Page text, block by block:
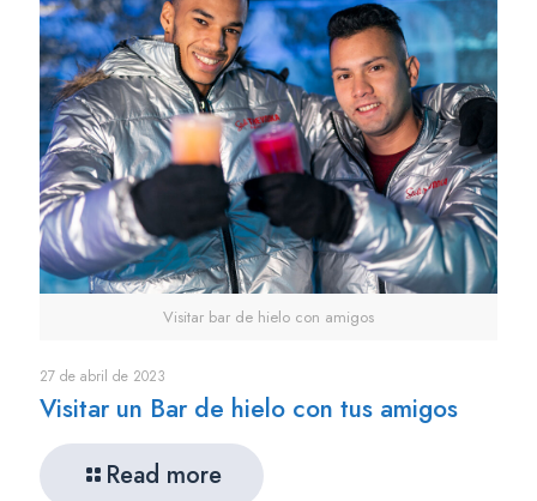
Visitar bar de hielo con amigos
27 de abril de 2023
Visitar un Bar de hielo con tus amigos
Read more